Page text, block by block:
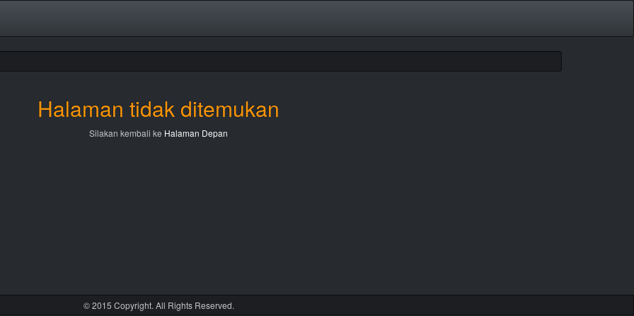
Halaman tidak ditemukan
Silakan kembali ke Halaman Depan
© 2015 Copyright. All Rights Reserved.